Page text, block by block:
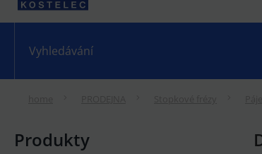
Produkty